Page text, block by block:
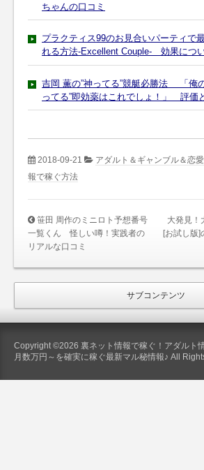
ちゃんの口コミ
プラクティス99のお見合いパーティで
れる方法-Excellent Couple- 効果につ
吉岡 薫の”神ってる”競艇必勝法 「俺
ってる”即効薬はこれでしょ！」 評価
2018-09-21
アダルト＆ギャンブル＆恋
報で稼ぐ方法
笹田 周作のミニロト予想番号
一覧くん 怪しい噂！実践者の
リアルな口コミ
大発見！
[お試し版]
サブコンテンツ
Copyright ©2026 裏ネット情報で稼ぐ！アダルト
月数万円～を確実に稼ぐ最新マル秘情報♪ All